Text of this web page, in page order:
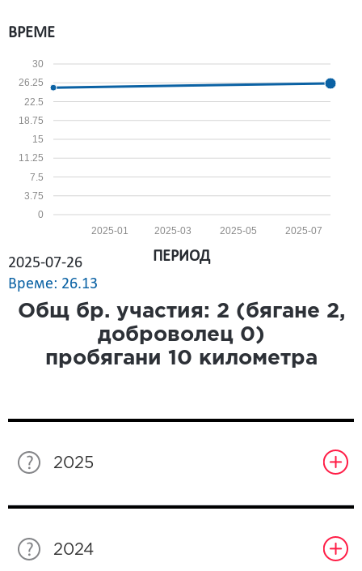
ВРЕМЕ
0
3.75
7.5
11.25
15
18.75
22.5
26.25
30
2025-07
2025-05
2025-03
2025-01
2025-07-26
Време: 26.13
ПЕРИОД
Общ бр. участия: 2 (бягане 2,
доброволец 0)
пробягани 10 километра
2025
2024